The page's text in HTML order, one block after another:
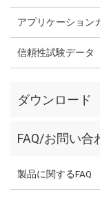
アプリケーション
信頼性試験データ
ダウンロード
FAQ/お問い合
製品に関するFAQ